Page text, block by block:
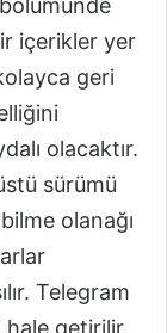
içerikler yer
geri
olacaktır.
sürümü
olanağı
Telegram
getirilir.